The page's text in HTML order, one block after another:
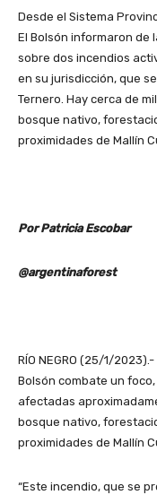
Desde el Sistema
El Bolsón informaron de
sobre dos incendios
en su jurisdicción, que
Ternero. Hay cerca de
bosque nativo,
proximidades de Mallín
Por Patricia Escobar
@argentinaforest
RÍO NEGRO (25/1/
Bolsón combate un
afectadas
bosque nativo,
proximidades de Mallín
“Este incendio, que se